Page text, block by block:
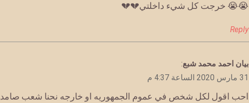
😭😭 خرجت كل شيء داخلتي💔💔
Reply
يقول
بيان احمد محمد شبع:
31 مارس 2020 الساعة 4:37 م
احب اقول لكل شخص في عموم الجمهوريه او خارجه نحنا شعب